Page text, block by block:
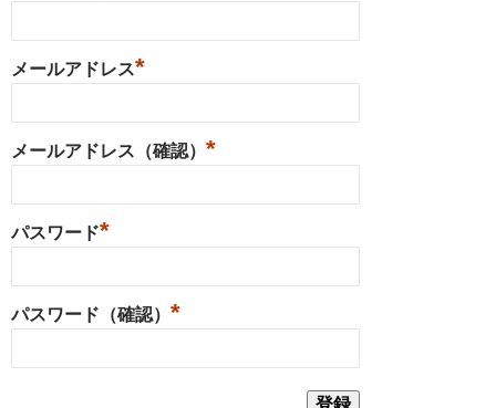
メールアドレス*
メールアドレス（確認） *
パスワード*
パスワード（確認） *